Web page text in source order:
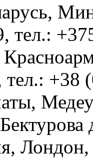
тел.:
тел.: +38